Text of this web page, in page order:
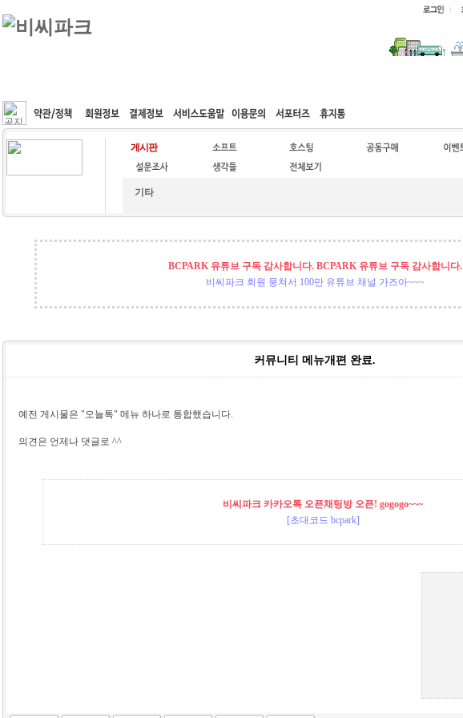
커뮤니티 속도패치 웹호스팅 공동구매 고객센터
기타
BCPARK 유튜브 구독 감사합니다. BCPARK 유튜브 구독 감사합니다.
비씨파크 회원 뭉쳐서 100만 유튜브 채널 가즈아~~~
커뮤니티 메뉴개편 완료.
예전 게시물은 "오늘톡" 메뉴 하나로 통합했습니다.
의견은 언제나 댓글로 ^^
비씨파크 카카오톡 오픈채팅방 오픈! gogogo~~~
[초대코드 bcpark]